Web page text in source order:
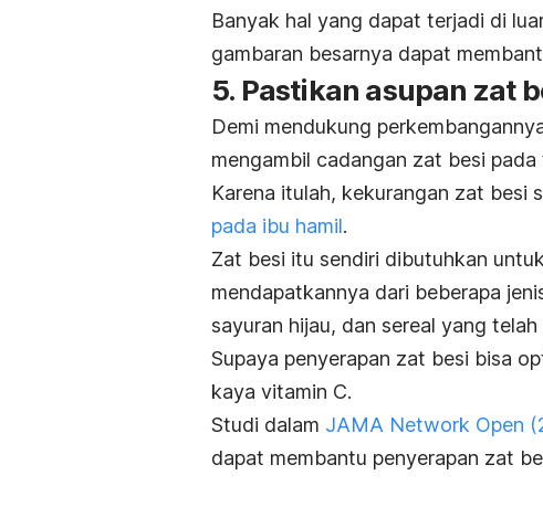
Banyak hal yang dapat terjadi di
gambaran besarnya dapat
5. Pastikan asupan zat
Demi mendukung
mengambil cadangan zat besi pada
Karena itulah, kekurangan zat besi
pada ibu hamil.
Zat besi itu sendiri dibutuhkan
mendapatkannya dari beberapa
sayuran hijau, dan sereal yang
Supaya penyerapan zat besi bisa
kaya vitamin C.
Studi dalam JAMA Network Open
dapat membantu penyerapan zat